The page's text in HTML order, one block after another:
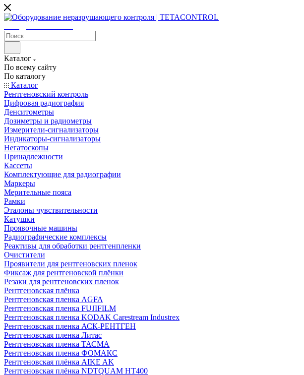
Каталог
По всему сайту
По каталогу
Каталог
Рентгеновский контроль
Цифровая радиография
Денситометры
Дозиметры и радиометры
Измерители-сигнализаторы
Индикаторы-сигнализаторы
Негатоскопы
Принадлежности
Кассеты
Комплектующие для радиографии
Маркеры
Мерительные пояса
Рамки
Эталоны чувствительности
Катушки
Проявочные машины
Радиографические комплексы
Реактивы для обработки рентгенпленки
Очистители
Проявители для рентгеновских пленок
Фиксаж для рентгеновской плёнки
Резаки для рентгеновских пленок
Рентгеновская плёнка
Рентгеновская пленка AGFA
Рентгеновская пленка FUJIFILM
Рентгеновская пленка KODAK Carestream Industrex
Рентгеновская пленка АСК-РЕНТГЕН
Рентгеновская пленка Литас
Рентгеновская пленка ТАСМА
Рентгеновская пленка ФОМАКС
Рентгеновская плёнка AIKE AK
Рентгеновская плёнка NDTQUAM HT400